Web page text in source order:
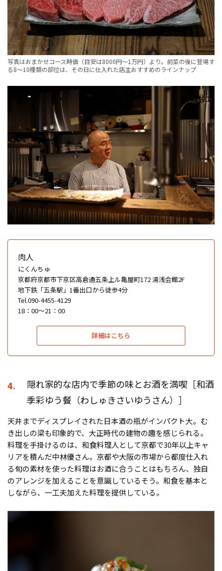
写真はおまかせコース時価（目安は8000円〜1万円）より。前菜の後に登場す
る8〜10種類の部位は、その日に仕入れた店主おすすめのラインナップ
肉人
にくんちゅ
京都府京都市下京区高倉通五条上ル亀屋町172 湯浅会館2F
地下鉄「五条駅」1番出口から徒歩4分
Tel.090-4455-4129
18：00〜21：00
詳細はこちら
4.
隠れ家的な店内で季節の味とお酒を満喫［和酒
季彩ゆう餐（わしゅきさいゆうさん）］
天井までディスプレイされた日本酒の瓶がインパクト大。む
き出しの梁も印象的で、大正時代の建物の趣を感じられる。
料理を手掛けるのは、和食料理人として京都で30年以上キャ
リアを積んだ中林優さん。京都や大阪の市場から都度仕入れ
る旬の素材を使った料理はお酒に合うことはもちろん、独自
のアレンジを加えることを意識しているそう。和食を基本と
しながら、一工夫加えた料理を提供している。